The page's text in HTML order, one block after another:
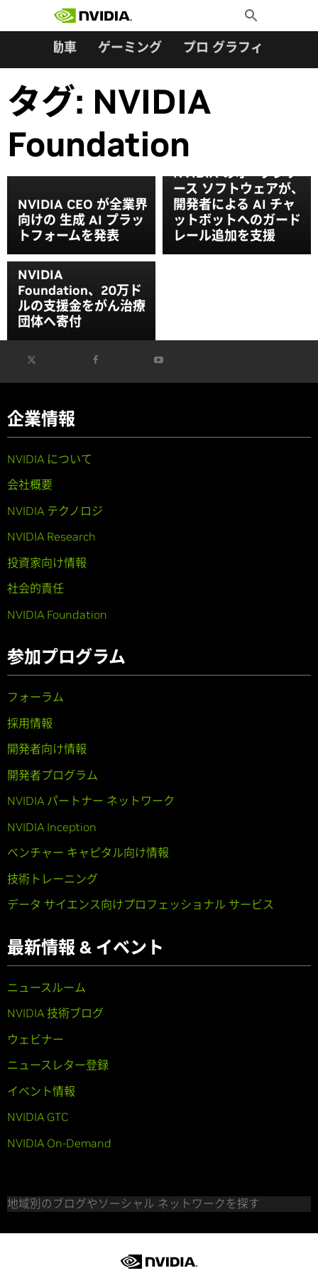
Toggle
Search
自動車 ゲーミング プロ グラフィックス
タグ: NVIDIA
Foundation
NVIDIA CEO が全業界
向けの 生成 AI プラッ
トフォームを発表
NVIDIA のオープンソ
ース ソフトウェアが、
開発者による AI チャ
ットボットへのガード
レール追加を支援
NVIDIA
Foundation、20万ド
ルの支援金をがん治療
団体へ寄付
企業情報
NVIDIA について
会社概要
NVIDIA テクノロジ
NVIDIA Research
投資家向け情報
社会的責任
NVIDIA Foundation
参加プログラム
フォーラム
採用情報
開発者向け情報
開発者プログラム
NVIDIA パートナー ネットワーク
NVIDIA Inception
ベンチャー キャピタル向け情報
技術トレーニング
データ サイエンス向けプロフェッショナル サービス
最新情報 & イベント
ニュースルーム
NVIDIA 技術ブログ
ウェビナー
ニュースレター登録
イベント情報
NVIDIA GTC
NVIDIA On-Demand
地域別のブログやソーシャル ネットワークを探す